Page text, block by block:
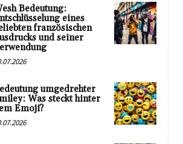
Bedeutung:
eines
französischen
und seiner
umgedrehter
Was steckt hinter
Emoji?